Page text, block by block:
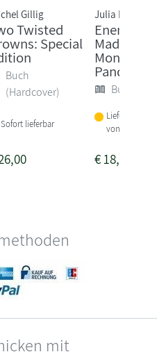
Gillig
Twisted
Special
Buch
(Hardcover)
Sofort lieferbar
Julia Holz
Enemies
Made (2).
Monster
Pandora
Buch
Lieferbar
von 1-2
€18,00
mit